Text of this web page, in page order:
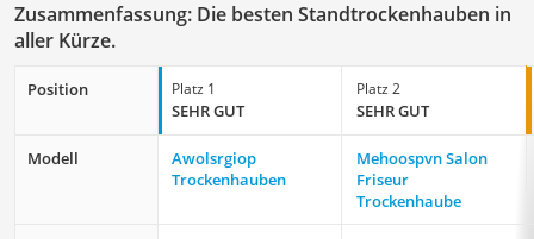
Zusammenfassung: Die besten Standtrockenhauben in
aller Kürze.
Position Platz 1
SEHR GUT
Platz 2
SEHR GUT
Modell
Awolsrgiop
Trockenhauben
Mehoospvn Salon
Friseur
Trockenhaube